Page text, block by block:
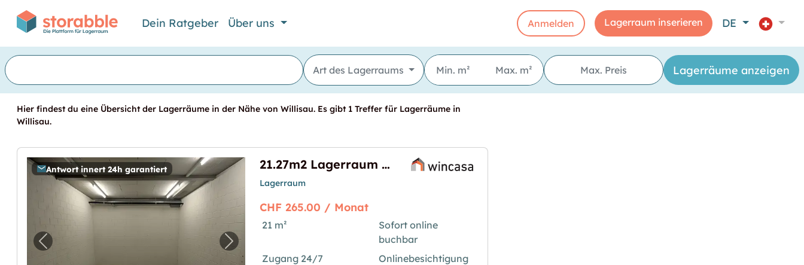
Dein Ratgeber Über uns Anmelden Lagerraum inserieren DE
Art des Lagerraums
Hier findest du eine Übersicht der Lagerräume in der Nähe von Willisau. Es gibt 1 Treffer für Lagerräume in
Willisau.
Antwort innert 24h garantiert
Vorheriges Bild für "21.27m2 Lagerraum Willisau - Ettiswilerstrasse 12/14"
Nächstes Bild für "21.27m2 Lagerraum Willisau - Ettiswilerstrasse 12/14"
21.27m2 Lagerraum Willisau - Ettiswilerstrasse 12/14
Lagerraum
CHF 265.00 / Monat
21 m²
Sofort online
buchbar
Zugang 24/7
Onlinebesichtigung